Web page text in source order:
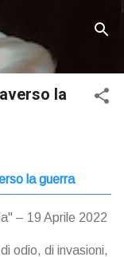
la
la guerra
– 19 Aprile 2022
odio, di invasioni,